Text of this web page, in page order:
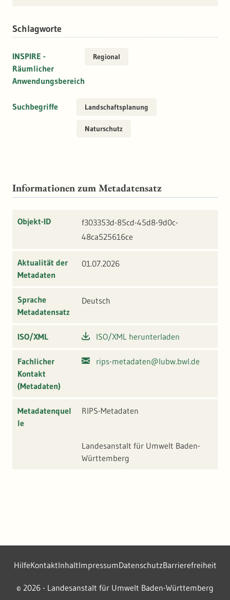
Schlagworte
INSPIRE -
Räumlicher
Anwendungsbereich
Regional
Suchbegriffe Landschaftsplanung
Naturschutz
Informationen zum Metadatensatz
Objekt-ID
f303353d-85cd-45d8-9d0c-
48ca525616ce
Aktualität der
Metadaten
01.07.2026
Sprache
Metadatensatz
Deutsch
ISO/XML ISO/XML herunterladen
Fachlicher
Kontakt
(Metadaten)
rips-metadaten@lubw.bwl.de
Metadatenquel
le
RIPS-Metadaten
Landesanstalt für Umwelt Baden-
Württemberg
2026 - Landesanstalt für Umwelt Baden-Württemberg
HilfeKontaktInhaltImpressumDatenschutzBarrierefreiheit